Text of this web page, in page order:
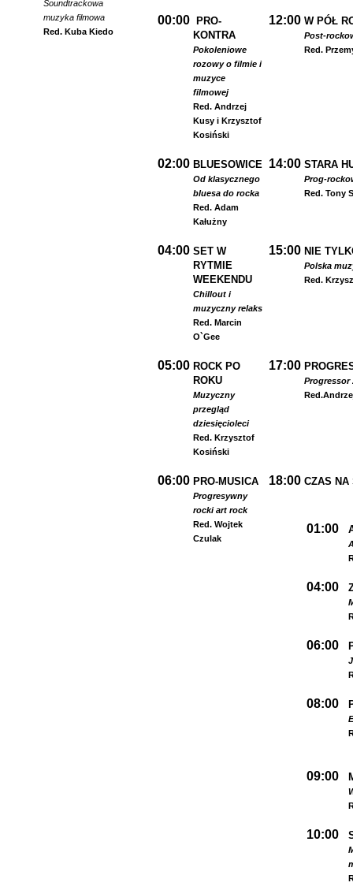
Soundtrackowa
muzyka filmowa
Red. Kuba Kiedo
00:00
PRO-
KONTRA
Pokoleniowe
rozowy o filmie i
muzyce
filmowej
Red. Andrzej
Kusy i Krzysztof
Kosiński
12:00 W PÓŁ
Post-
Red.
02:00 BLUESOWICE
Od klasycznego
bluesa do rocka
Red. Adam
Kałużny
14:00 STARA
Prog-
Red. Tony
04:00 SET W
RYTMIE
WEEKENDU
Chillout i
muzyczny relaks
Red. Marcin
O`Gee
15:00 NIE
Polska
Red.
05:00 ROCK PO
ROKU
Muzyczny
przegląd
dziesięcioleci
Red. Krzysztof
Kosiński
17:00
Progressor
Red.
06:00 PRO-MUSICA
Progresywny
rocki art rock
Red. Wojtek
Czulak
18:00 CZAS NA
01:00
04:00
06:00
08:00
09:00
10:00